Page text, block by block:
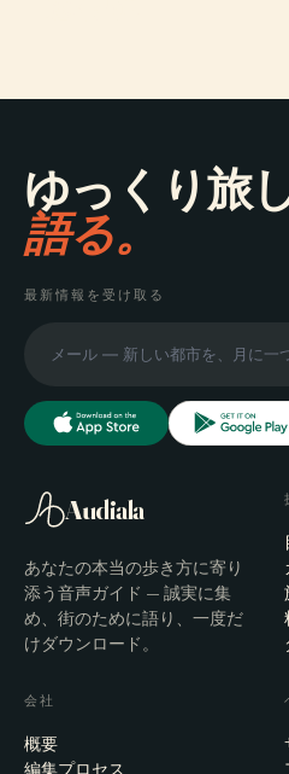
ゆっくり旅し
語る。
最新情報を受け取る
Audiala
あなたの本当の歩き方に寄り
添う音声ガイド — 誠実に集
め、街のために語り、一度だ
けダウンロード。
会社
概要
編集プロセス